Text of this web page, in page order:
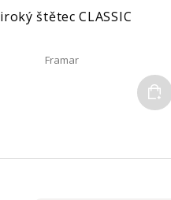
štětec CLASSIC
Framar